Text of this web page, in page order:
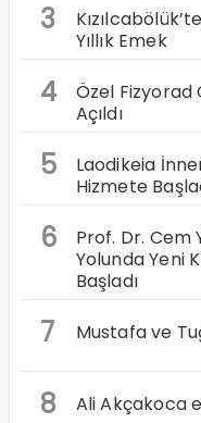
3
Yıllık Emek
4
Özel Fizyorad
Açıldı
5
Laodikeia
Hizmete
6
Prof. Dr. Cem
Yolunda Yeni
Başladı
7 Mustafa ve
8 Ali Akçakoca